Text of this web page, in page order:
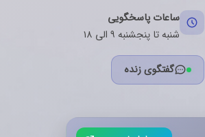
ساعات پاسخگویی
شنبه تا پنجشنبه ۹ الی ۱۸
گفتگوی زنده